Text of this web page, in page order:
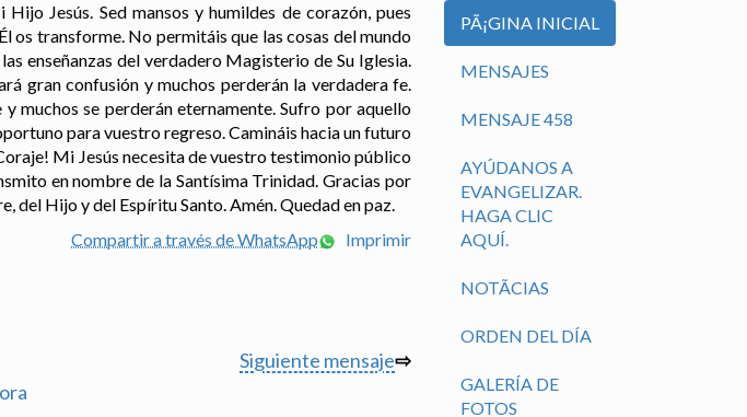
Jesús. Sed mansos y humildes de corazón, pues
os transforme. No permitáis que las cosas del mundo
enseñanzas del verdadero Magisterio de Su Iglesia.
gran confusión y muchos perderán la verdadera fe.
muchos se perderán eternamente. Sufro por aquello
para vuestro regreso. Camináis hacia un futuro
Mi Jesús necesita de vuestro testimonio público
en nombre de la Santísima Trinidad. Gracias por
del Hijo y del Espíritu Santo. Amén. Quedad en paz.
Compartir a través de WhatsApp
Imprimir
Siguiente mensaje⇨
PÃ¡GINA INICIAL
MENSAJES
MENSAJE 458
AYÚDANOS A
EVANGELIZAR.
HAGA CLIC
AQUÍ.
NOTÃ­CIAS
ORDEN DEL DÍA
GALERÍA DE
FOTOS